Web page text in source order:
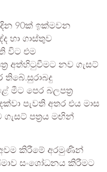
90ක් ඉක්මවන
හා ගාස්තුව
විට එම
අත්හිටුවීමට නව ගැසට්
තිබේ.සුරාබදු
මීට පෙර බලපත්‍ර
පැවති අතර එය මාස
පත්‍රය මඟින්
අවම කිරීමේ අරමුණින්
සංශෝධනය කිරීමට